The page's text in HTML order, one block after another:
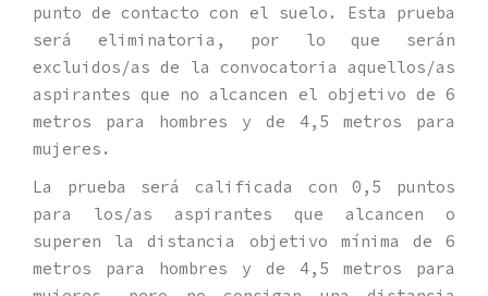
punto de contacto con el suelo. Esta prueba
será eliminatoria, por lo que serán
excluidos/as de la convocatoria aquellos/as
aspirantes que no alcancen el objetivo de 6
metros para hombres y de 4,5 metros para
mujeres.
La prueba será calificada con 0,5 puntos
para los/as aspirantes que alcancen o
superen la distancia objetivo mínima de 6
metros para hombres y de 4,5 metros para